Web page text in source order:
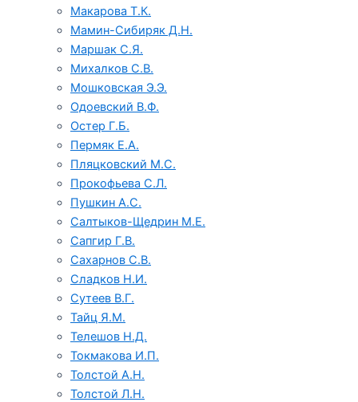
Макарова Т.К.
Мамин-Сибиряк Д.Н.
Маршак С.Я.
Михалков С.В.
Мошковская Э.Э.
Одоевский В.Ф.
Остер Г.Б.
Пермяк Е.А.
Пляцковский М.С.
Прокофьева С.Л.
Пушкин А.С.
Салтыков-Щедрин М.Е.
Сапгир Г.В.
Сахарнов С.В.
Сладков Н.И.
Сутеев В.Г.
Тайц Я.М.
Телешов Н.Д.
Токмакова И.П.
Толстой А.Н.
Толстой Л.Н.